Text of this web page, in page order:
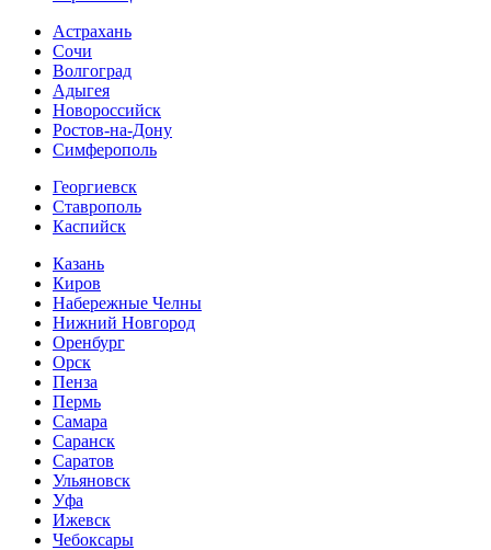
Астрахань
Сочи
Волгоград
Адыгея
Новороссийск
Ростов-на-Дону
Симферополь
Георгиевск
Ставрополь
Каспийск
Казань
Киров
Набережные Челны
Нижний Новгород
Оренбург
Орск
Пенза
Пермь
Самара
Саранск
Саратов
Ульяновск
Уфа
Ижевск
Чебоксары